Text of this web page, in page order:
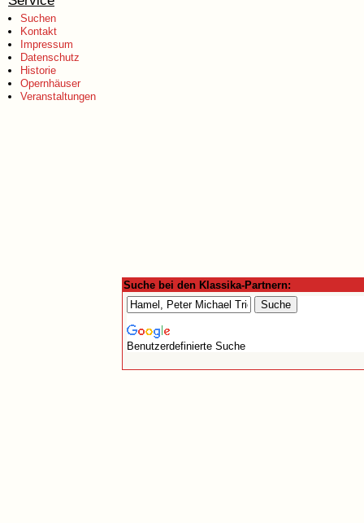
Suchen
Kontakt
Impressum
Datenschutz
Historie
Opernhäuser
Veranstaltungen
Suche bei den Klassika-Partnern:
Benutzerdefinierte Suche